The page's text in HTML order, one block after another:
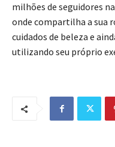
milhões de seguidores
onde compartilha a sua
cuidados de beleza e
utilizando seu próprio